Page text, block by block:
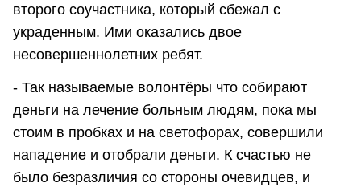
второго соучастника, который сбежал с
украденным. Ими оказались двое
несовершеннолетних ребят.
- Так называемые волонтёры что собирают
деньги на лечение больным людям, пока мы
стоим в пробках и на светофорах, совершили
нападение и отобрали деньги. К счастью не
было безразличия со стороны очевидцев, и